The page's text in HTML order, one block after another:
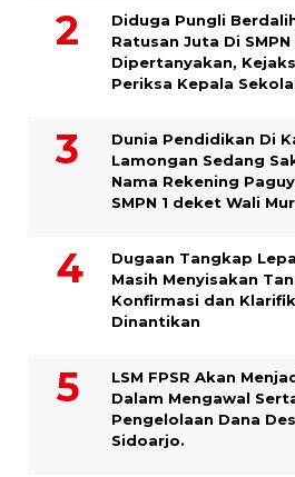
Diduga Pungli
Ratusan Juta Di
Dipertanyakan,
Periksa Kepala
Dunia Pendidikan Di
Lamongan Sedang
Nama Rekening
SMPN 1 deket Wali
Dugaan Tangkap
Masih Menyisakan
Konfirmasi dan
Dinantikan
LSM FPSR Akan
Dalam Mengawal
Pengelolaan Dana
Sidoarjo.